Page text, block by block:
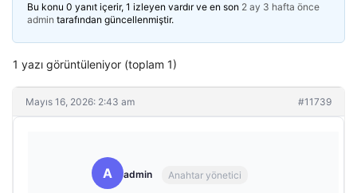
Bu konu 0 yanıt içerir, 1 izleyen vardır ve en son 2 ay 3 hafta önce
admin tarafından güncellenmiştir.
1 yazı görüntüleniyor (toplam 1)
Mayıs 16, 2026: 2:43 am #11739
A admin Anahtar yönetici